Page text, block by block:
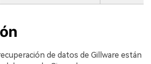
de datos de Gillware están